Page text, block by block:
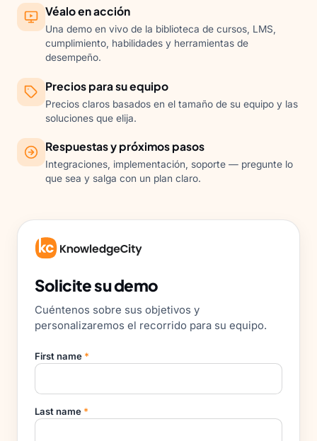
Véalo en acción
Una demo en vivo de la biblioteca de cursos, LMS,
cumplimiento, habilidades y herramientas de
desempeño.
Precios para su equipo
Precios claros basados en el tamaño de su equipo y las
soluciones que elija.
Respuestas y próximos pasos
Integraciones, implementación, soporte — pregunte lo
que sea y salga con un plan claro.
Solicite su demo
Cuéntenos sobre sus objetivos y
personalizaremos el recorrido para su equipo.
First name *
Last name *